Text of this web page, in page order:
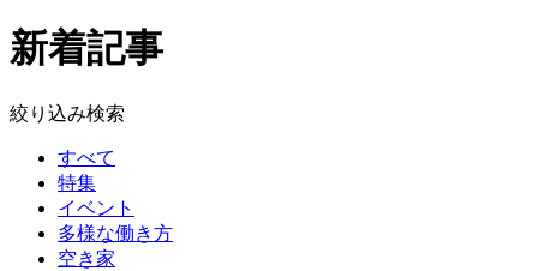
新着記事
絞り込み検索
すべて
特集
イベント
多様な働き方
空き家